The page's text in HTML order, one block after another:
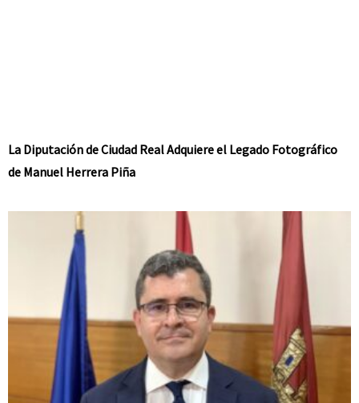
La Diputación de Ciudad Real Adquiere el Legado Fotográfico
de Manuel Herrera Piña